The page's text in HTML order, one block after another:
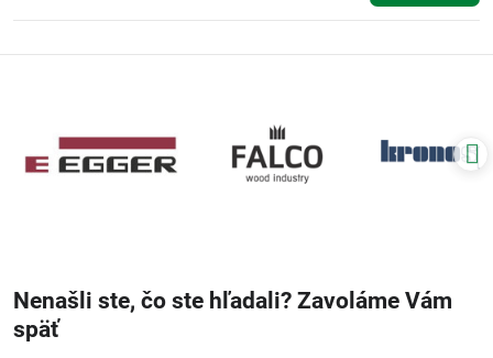
Nenašli ste, čo ste hľadali? Zavoláme Vám
späť